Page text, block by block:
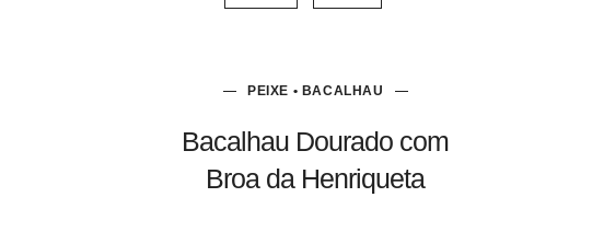
PEIXE • BACALHAU
Bacalhau Dourado com
Broa da Henriqueta